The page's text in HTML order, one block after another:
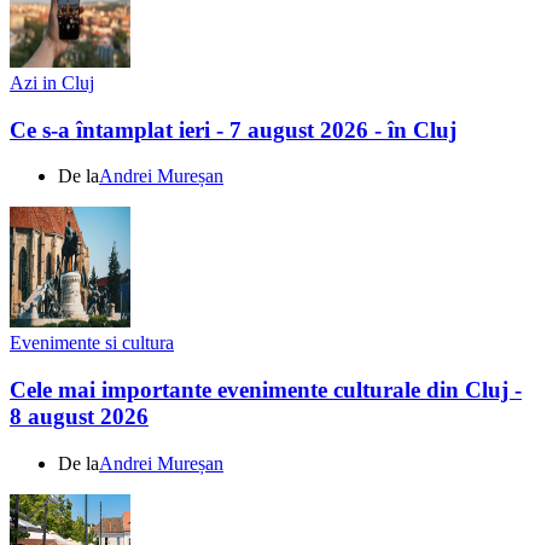
Azi in Cluj
Ce s-a întamplat ieri - 7 august 2026 - în Cluj
De laAndrei Mureșan
Evenimente si cultura
Cele mai importante evenimente culturale din Cluj -
8 august 2026
De laAndrei Mureșan